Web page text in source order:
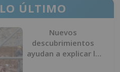
LO ÚLTIMO
Nuevos
descubrimientos
ayudan a explicar la